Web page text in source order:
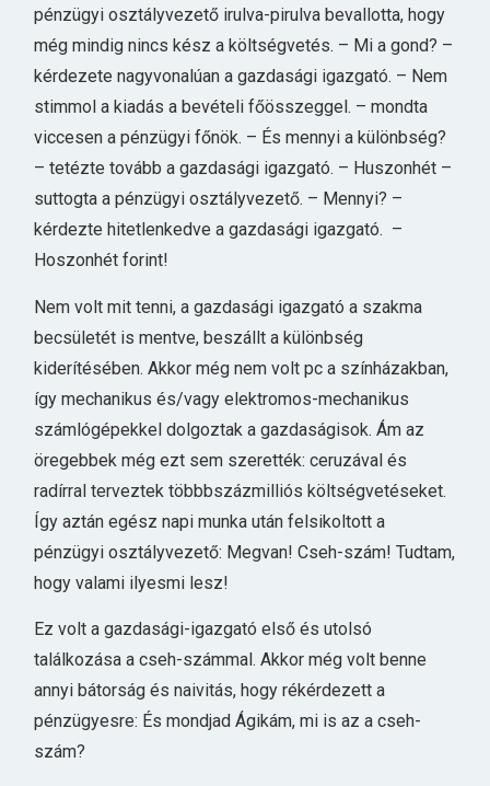
pénzügyi osztályvezető irulva-pirulva bevallotta, hogy
még mindig nincs kész a költségvetés. – Mi a gond? –
kérdezete nagyvonalúan a gazdasági igazgató. – Nem
stimmol a kiadás a bevételi főösszeggel. – mondta
viccesen a pénzügyi főnök. – És mennyi a különbség?
– tetézte tovább a gazdasági igazgató. – Huszonhét –
suttogta a pénzügyi osztályvezető. – Mennyi? –
kérdezte hitetlenkedve a gazdasági igazgató. –
Hoszonhét forint!
Nem volt mit tenni, a gazdasági igazgató a szakma
becsületét is mentve, beszállt a különbség
kiderítésében. Akkor még nem volt pc a színházakban,
így mechanikus és/vagy elektromos-mechanikus
számlógépekkel dolgoztak a gazdaságisok. Ám az
öregebbek még ezt sem szerették: ceruzával és
radírral terveztek többbszázmilliós költségvetéseket.
Így aztán egész napi munka után felsikoltott a
pénzügyi osztályvezető: Megvan! Cseh-szám! Tudtam,
hogy valami ilyesmi lesz!
Ez volt a gazdasági-igazgató első és utolsó
találkozása a cseh-számmal. Akkor még volt benne
annyi bátorság és naivitás, hogy rékérdezett a
pénzügyesre: És mondjad Ágikám, mi is az a cseh-
szám?